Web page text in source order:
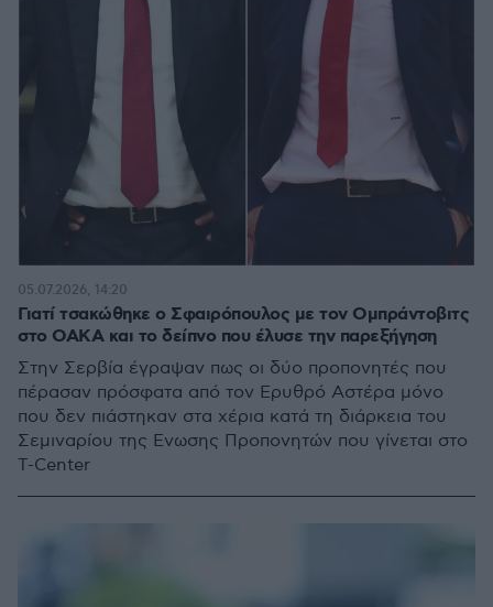
Γιατί τσακώθηκε ο Σφαιρόπουλος με τον Ομπράντοβιτς
στο ΟΑΚΑ και το δείπνο που έλυσε την παρεξήγηση
Στην Σερβία έγραψαν πως οι δύο προπονητές που
πέρασαν πρόσφατα από τον Ερυθρό Αστέρα μόνο
που δεν πιάστηκαν στα χέρια κατά τη διάρκεια του
Σεμιναρίου της Ενωσης Προπονητών που γίνεται στο
T-Center
05.07.2026, 14:20